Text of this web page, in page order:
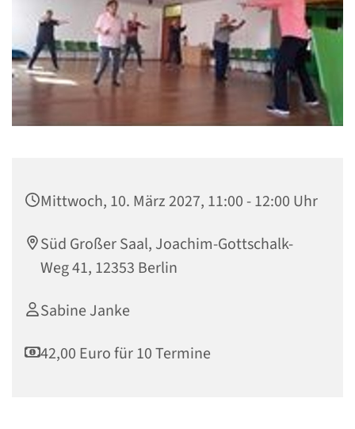
Mittwoch, 10. März 2027, 11:00 - 12:00 Uhr
Süd Großer Saal, Joachim-Gottschalk-
Weg 41, 12353 Berlin
Sabine Janke
42,00 Euro für 10 Termine